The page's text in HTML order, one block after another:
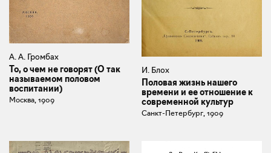
А. А. Громбах
То, о чем не говорят (О так
называемом половом
воспитании)
Москва, 1909
И. Блох
Половая жизнь нашего
времени и ее отношение к
современной культур
Санкт-Петербург, 1909